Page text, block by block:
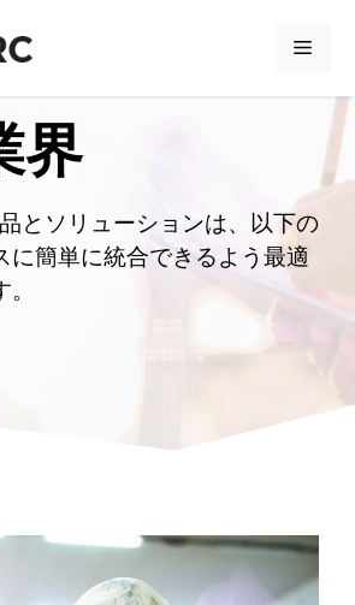
メニ
界
とソリューションは、以下の
に簡単に統合できるよう最適